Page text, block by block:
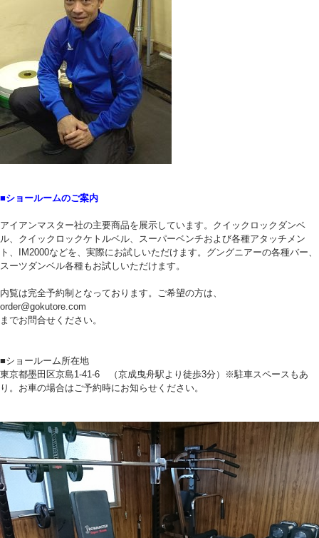
■ショールームのご案内
アイアンマスター社の主要商品を展示しています。クイックロックダンベ
ル、クイックロックケトルベル、スーパーベンチおよび各種アタッチメン
ト、IM2000などを、実際にお試しいただけます。グングニアーの各種バー、
スーツダンベル各種もお試しいただけます。
内覧は完全予約制となっております。ご希望の方は、
order@gokutore.com
までお問合せください。
■ショールーム所在地
東京都墨田区京島1-41-6 （京成曳舟駅より徒歩3分）※駐車スペースもあ
り。お車の場合はご予約時にお知らせください。